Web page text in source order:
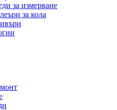
за измерване
за кола